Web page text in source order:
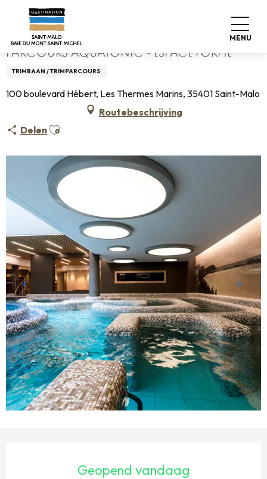
contenu
principal
MENU
Home Parcours Aquatonic - Espace Forme
PARCOURS AQUATONIC - ESPACE FORME
TRIMBAAN / TRIMPARCOURS
100 boulevard Hébert, Les Thermes Marins, 35401 Saint-Malo
Routebeschrijving
DelenAjouter aux favoris
Geopend vandaag